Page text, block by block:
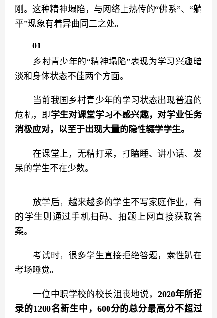
刚。这种精神塌陷，与网络上热传的“佛系”、“躺
平”现象有着异曲同工之处。
01
乡村青少年的“精神塌陷”表现为学习兴趣暗
淡和身体状态不佳两个方面。
当前我国乡村青少年的学习状态出现普遍的
危机，即学生对课堂学习不感兴趣，对学业任务
消极应对，以至于出现大量的隐性辍学学生。
在课堂上，无精打采，打瞌睡、讲小话、发
呆的学生不在少数。
放学后，越来越多的学生不写家庭作业，有
的学生则通过手机扫码、拍题上网直接获取答
案。
考试时，很多学生直接拒绝答题，索性趴在
考场睡觉。
一位中职学校的校长沮丧地说， 2020年所招
录的1200名新生中，600分的总分最高分不超过